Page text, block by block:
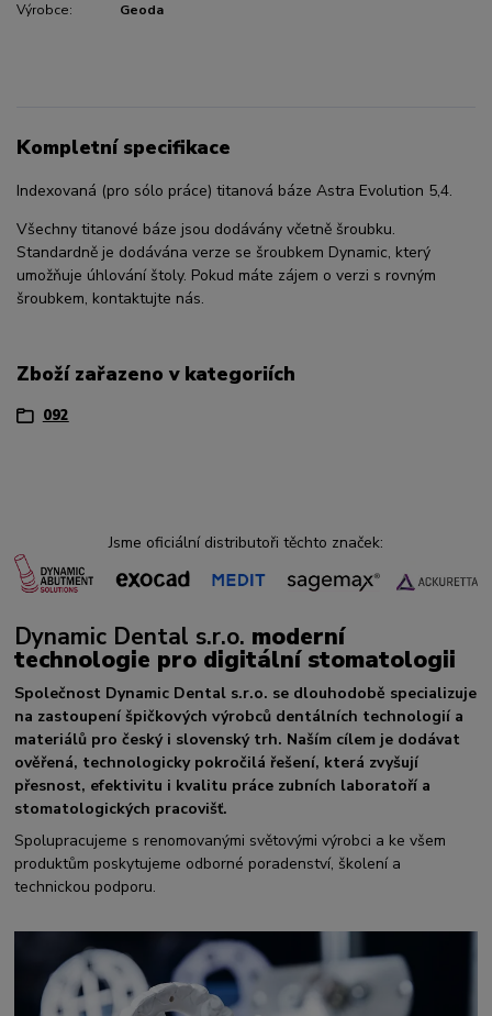
Výrobce: Geoda
Kompletní specifikace
Indexovaná (pro sólo práce) titanová báze Astra Evolution 5,4.
Všechny titanové báze jsou dodávány včetně šroubku.
Standardně je dodávána verze se šroubkem Dynamic, který
umožňuje úhlování štoly. Pokud máte zájem o verzi s rovným
šroubkem, kontaktujte nás.
Zboží zařazeno v kategoriích
092
Jsme oficiální distributoři těchto značek:
Dynamic Dental s.r.o. moderní
technologie pro digitální stomatologii
Společnost Dynamic Dental s.r.o. se dlouhodobě specializuje
na zastoupení špičkových výrobců dentálních technologií a
materiálů pro český i slovenský trh. Naším cílem je dodávat
ověřená, technologicky pokročilá řešení, která zvyšují
přesnost, efektivitu i kvalitu práce zubních laboratoří a
stomatologických pracovišť.
Spolupracujeme s renomovanými světovými výrobci a ke všem
produktům poskytujeme odborné poradenství, školení a
technickou podporu.